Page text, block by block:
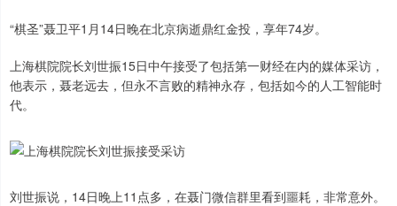
“棋圣”聂卫平1月14日晚在北京病逝鼎红金投，享年74岁。
上海棋院院长刘世振15日中午接受了包括第一财经在内的媒体采访，
他表示，聂老远去，但永不言败的精神永存，包括如今的人工智能时
代。
刘世振说，14日晚上11点多，在聂门微信群里看到噩耗，非常意外。